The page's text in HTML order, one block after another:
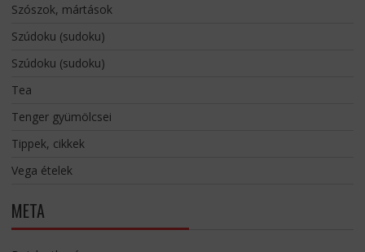
Szószok, mártások
Szúdoku (sudoku)
Szúdoku (sudoku)
Tea
Tenger gyümölcsei
Tippek, cikkek
Vega ételek
META